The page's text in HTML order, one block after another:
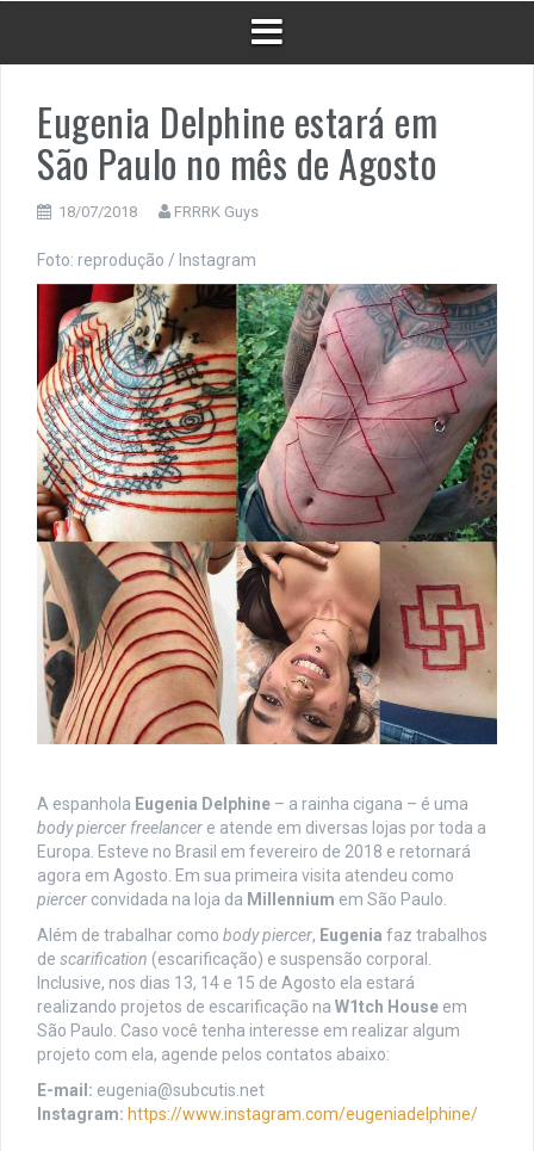
Eugenia Delphine estará em
São Paulo no mês de Agosto
18/07/2018 FRRRK Guys
Foto: reprodução / Instagram
A espanhola Eugenia Delphine – a rainha cigana – é uma
body piercer freelancer e atende em diversas lojas por toda a
Europa. Esteve no Brasil em fevereiro de 2018 e retornará
agora em Agosto. Em sua primeira visita atendeu como
piercer convidada na loja da Millennium em São Paulo.
Além de trabalhar como body piercer, Eugenia faz trabalhos
de scarification (escarificação) e suspensão corporal.
Inclusive, nos dias 13, 14 e 15 de Agosto ela estará
realizando projetos de escarificação na W1tch House em
São Paulo. Caso você tenha interesse em realizar algum
projeto com ela, agende pelos contatos abaixo:
E-mail: eugenia@subcutis.net
Instagram: https://www.instagram.com/eugeniadelphine/